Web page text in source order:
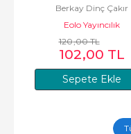
Sepete Ekle
Berkay Dinç Çakır
Eolo Yayıncılık
120,00TL
102,00 TL